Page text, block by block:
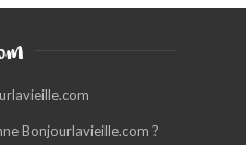
Bonjourlavieille.com ?